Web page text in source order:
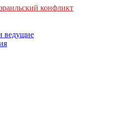
конфликт
ведущие